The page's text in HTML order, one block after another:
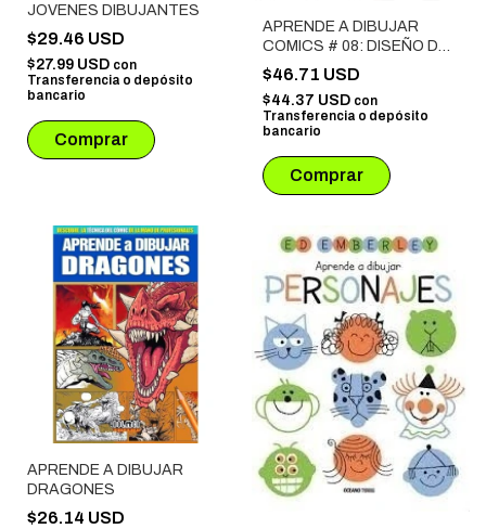
JOVENES DIBUJANTES
$29.46 USD
$27.99 USD con
Transferencia o depósito
bancario
APRENDE A DIBUJAR
COMICS # 08: DISEÑO DE
PERSONAJES II
$46.71 USD
$44.37 USD con
Transferencia o depósito
bancario
APRENDE A DIBUJAR
DRAGONES
$26.14 USD